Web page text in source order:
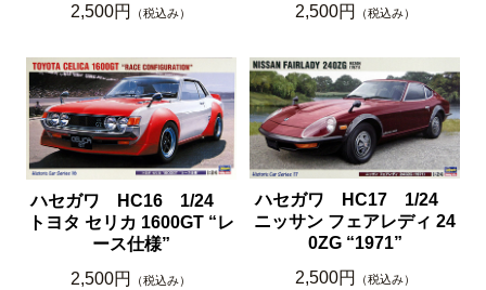
2,500円
（税込み）
2,500円
（税込み）
ハセガワ HC16 1/24
トヨタ セリカ 1600GT “レ
ース仕様”
2,500円
（税込み）
ハセガワ HC17 1/24
ニッサン フェアレディ 24
0ZG “1971”
2,500円
（税込み）